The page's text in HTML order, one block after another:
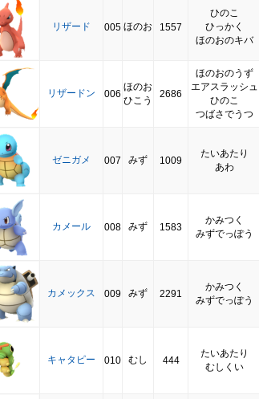
リザード 005 ほのお 1557
ひのこ
ひっかく
ほのおのキバ
リザードン 006
ほのお
ひこう
2686
ほのおのうず
エアスラッシュ
ひのこ
つばさでうつ
ゼニガメ 007 みず 1009
たいあたり
あわ
カメール 008 みず 1583
かみつく
みずでっぽう
カメックス 009 みず 2291
かみつく
みずでっぽう
キャタピー 010 むし 444
たいあたり
むしくい